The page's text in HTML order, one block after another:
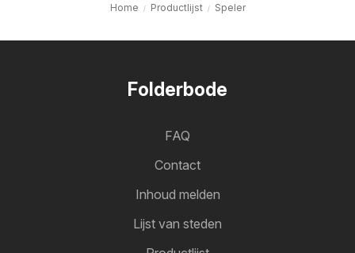
Home Productlijst Speler
Folderbode
FAQ
Contact
Inhoud melden
Lijst van steden